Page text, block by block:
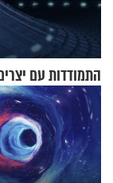
התמודדות עם